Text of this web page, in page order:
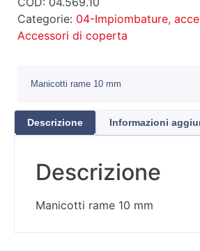
Categorie: 04-Impiombature,
Accessori di coperta
Manicotti rame 10 mm
Descrizione Informazioni
Descrizione
Manicotti rame 10 mm